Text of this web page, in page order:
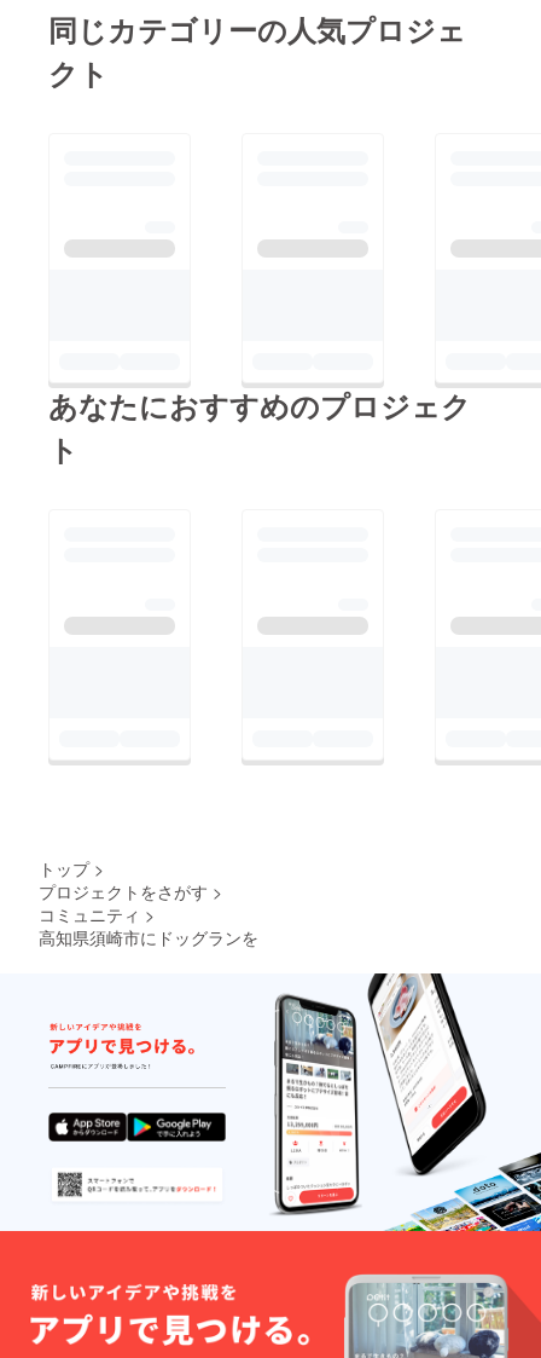
店頭貸出の軽トラを借
5/25（水）高知市内の
ル（種類、金額未定）
購入してきます （全
は頂きましたが とて
のを要求します‥ い
た。 溝に水がたまる
とオーバーフローして
が右の畑側をなんとか
掘っていました。 石
垣をして土地を広く賢
導のもと 「私が」気
た。 この石垣には看
援金は使いません♪ 自
分たちがお金をかけず
にできるようにやって
段しかできませんでし
たが、我ながらあっぱ
れ♩ 最高の出来にな
りそうです！ 主人の
実家の近くですのでお
義父さんが時間を見つ
けては 少しずつ作業
をしてくださっていま
あったコンクリ壁（画
面、右らへん中央）を
破壊!!!← 元の土地の持
同じカテゴリーの人気プロジェ
クト
あなたにおすすめのプロジェク
ト
トップ >
プロジェクトをさがす >
コミュニティ >
高知県須崎市にドッグランを